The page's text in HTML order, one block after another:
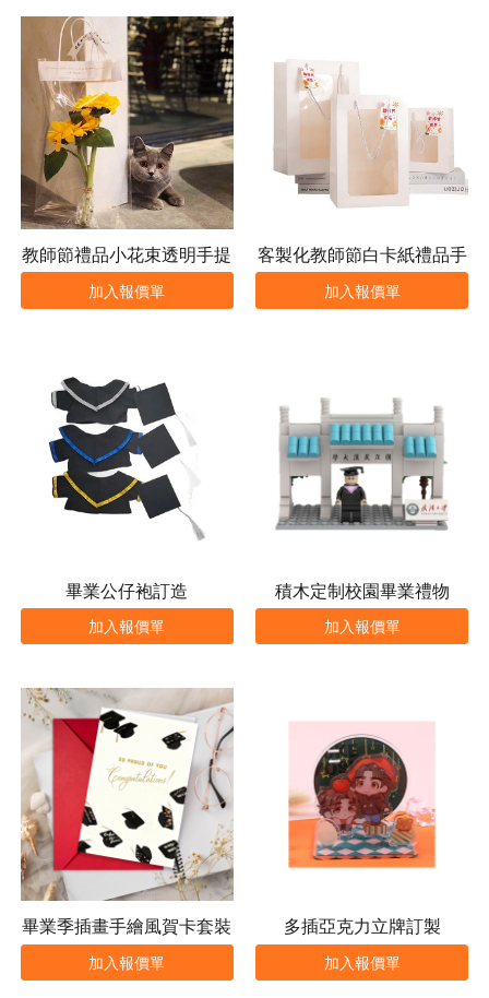
教師節禮品小花束透明手提
袋
加入報價單
客製化教師節白卡紙禮品手
提袋
加入報價單
畢業公仔袍訂造
加入報價單
積木定制校園畢業禮物
加入報價單
畢業季插畫手繪風賀卡套裝
加入報價單
多插亞克力立牌訂製
加入報價單